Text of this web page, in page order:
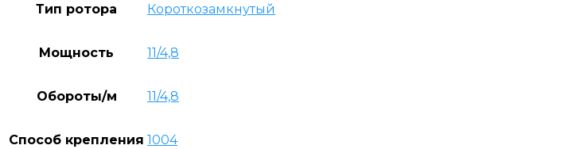
Тип ротора Короткозамкнутый
Мощность 11/4,8
Обороты/м 11/4,8
Способ крепления 1004